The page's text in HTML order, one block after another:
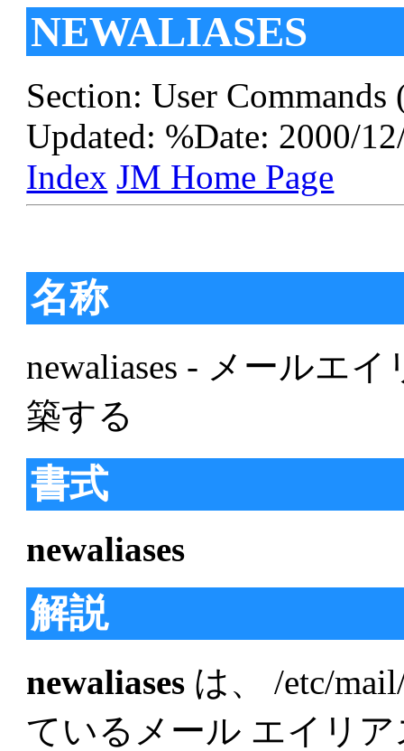
NEWALIASES
Section: User Commands
Updated: %Date: 2000/
Index JM Home Page
名称
newaliases - メールエ
築する
書式
newaliases
解説
newaliases は、 /etc/
ているメール エイリ